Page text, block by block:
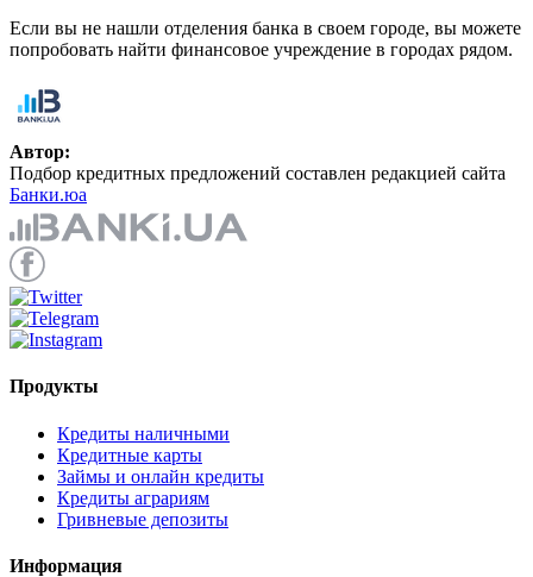
Если вы не нашли отделения банка в своем городе, вы можете
попробовать найти финансовое учреждение в городах рядом.
Автор:
Подбор кредитных предложений составлен редакцией сайта
Банки.юа
Продукты
Кредиты наличными
Кредитные карты
Займы и онлайн кредиты
Кредиты аграриям
Гривневые депозиты
Информация